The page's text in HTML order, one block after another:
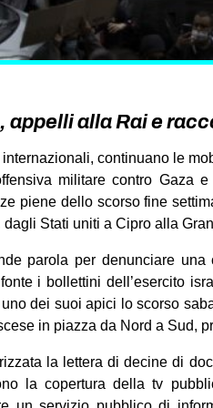
appelli alla Rai e
continuano le
militare contro Gaza
piene dello scorso fine
Stati uniti a Cipro alla
parola per denunciare
i bollettini dell’esercito
dei suoi apici lo scorso
in piazza da Nord a Sud,
la lettera di decine di
la copertura della tv